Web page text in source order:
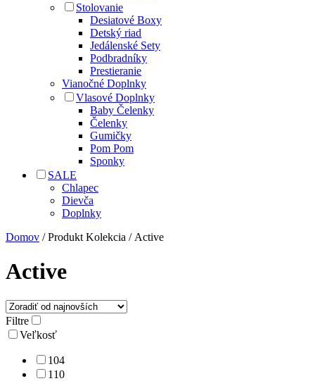
Stolovanie
Desiatové Boxy
Detský riad
Jedálenské Sety
Podbradníky
Prestieranie
Vianočné Doplnky
Vlasové Doplnky
Baby Čelenky
Čelenky
Gumičky
Pom Pom
Sponky
SALE
Chlapec
Dievča
Doplnky
Domov / Produkt Kolekcia / Active
Active
Filtre
Veľkosť
104
110